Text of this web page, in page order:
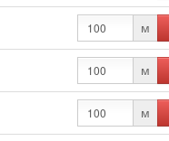
м
м
м